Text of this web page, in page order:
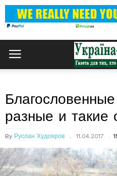
разные и такие
By Руслан Худояров 11.04.2017